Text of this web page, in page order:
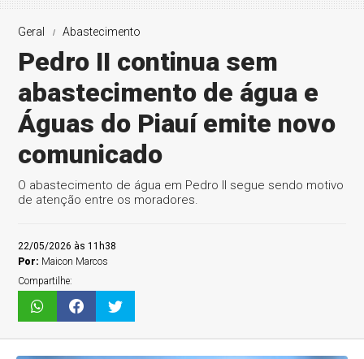
Geral Abastecimento
Pedro II continua sem
abastecimento de água e
Águas do Piauí emite novo
comunicado
O abastecimento de água em Pedro II segue sendo motivo
de atenção entre os moradores.
22/05/2026 às 11h38
Por: Maicon Marcos
Compartilhe: